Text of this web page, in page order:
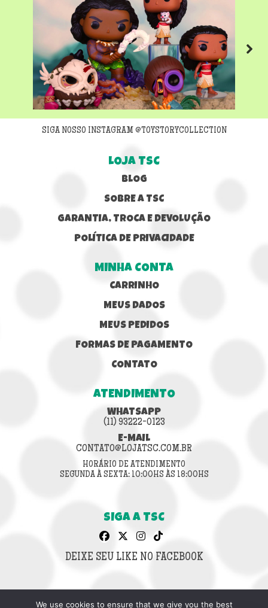
Next
SIGA NOSSO INSTAGRAM @TOYSTORYCOLLECTION
LOJA TSC
BLOG
SOBRE A TSC
GARANTIA, TROCA E DEVOLUÇÃO
POLÍTICA DE PRIVACIDADE
MINHA CONTA
CARRINHO
MEUS DADOS
MEUS PEDIDOS
FORMAS DE PAGAMENTO
CONTATO
ATENDIMENTO
WHATSAPP
(11) 93222-0123
E-MAIL
CONTATO@LOJATSC.COM.BR
HORÁRIO DE ATENDIMENTO
SEGUNDA À SEXTA: 10:00HS ÀS 18:00HS
SIGA A TSC
DEIXE SEU LIKE NO FACEBOOK
We use cookies to ensure that we give you the best